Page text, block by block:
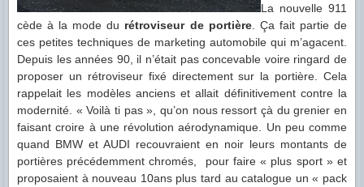
La nouvelle 911
cède à la mode du rétroviseur de portière. Ça fait partie de
ces petites techniques de marketing automobile qui m’agacent.
Depuis les années 90, il n’était pas concevable voire ringard de
proposer un rétroviseur fixé directement sur la portière. Cela
rappelait les modèles anciens et allait définitivement contre la
modernité. « Voilà ti pas », qu’on nous ressort çà du grenier en
faisant croire à une révolution aérodynamique. Un peu comme
quand BMW et AUDI recouvraient en noir leurs montants de
portières précédemment chromés, pour faire « plus sport » et
proposaient à nouveau 10ans plus tard au catalogue un « pack